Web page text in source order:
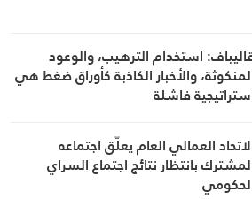
استخدام الترهيب، والوعود
والأخبار الكاذبة كأوراق ضغط هي
فاشلة
العمالي العام يعلّق اجتماعه
بانتظار نتائج اجتماع السراي